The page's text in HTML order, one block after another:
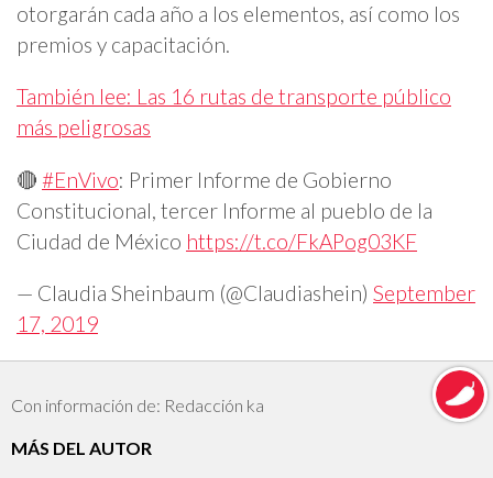
otorgarán cada año a los elementos, así como los
premios y capacitación.
También lee: Las 16 rutas de transporte público
más peligrosas
🔴 #EnVivo: Primer Informe de Gobierno
Constitucional, tercer Informe al pueblo de la
Ciudad de México https://t.co/FkAPog03KF
— Claudia Sheinbaum (@Claudiashein) September
17, 2019
Con información de: Redacción ka
MÁS DEL AUTOR